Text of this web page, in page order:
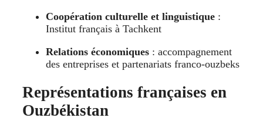
Coopération culturelle et linguistique :
Institut français à Tachkent
Relations économiques : accompagnement
des entreprises et partenariats franco-ouzbeks
Représentations françaises en
Ouzbékistan